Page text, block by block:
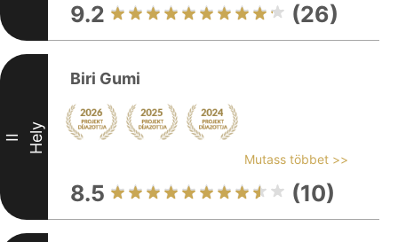
9.2 (26)
II Hely
Biri Gumi
Mutass többet >>
8.5 (10)